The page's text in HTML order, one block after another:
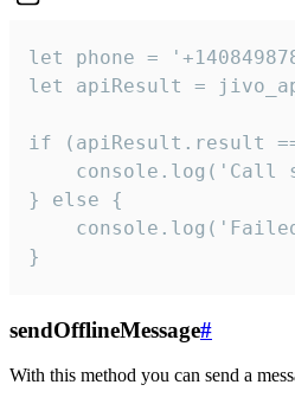
let phone =
let apiResult =
if (apiResult.result
console.log('Call
} else {
}
sendOfflineMessage#
With this method you can send a